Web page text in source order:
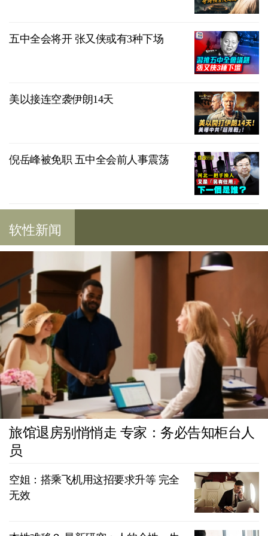
五中全会将开 张又侠或有3种下场
美以接连空袭伊朗14天
倪岳峰被免职 五中全会前人事震荡
软性新闻
旅馆退房别悄悄走 专家：务必告知柜台人
员
空姐：搭乘飞机用这招要求升等 完全
无效